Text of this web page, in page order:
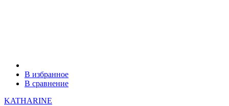
В избранное
В сравнение
KATHARINE